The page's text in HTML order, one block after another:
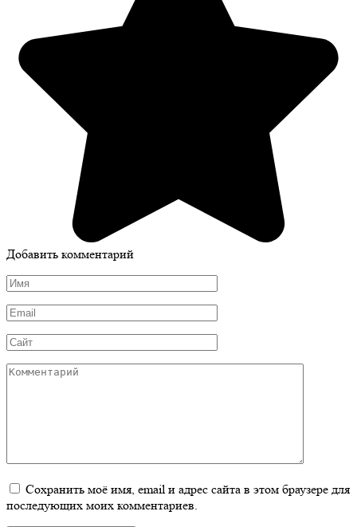
Добавить комментарий
Имя
Email
Сайт
Комментарий
Сохранить моё имя, email и адрес сайта в этом браузере для
последующих моих комментариев.